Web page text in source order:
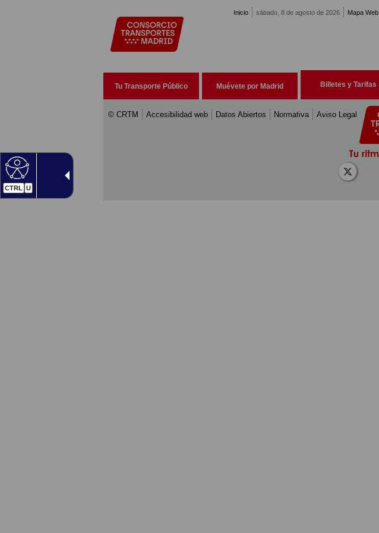
CTRL U
Inicio sábado, 8 de agosto de 2026 Mapa Web
Tu Transporte Público Muévete por Madrid Billetes y Tarifas
© CRTM Accesibilidad web Datos Abiertos Normativa Aviso Legal